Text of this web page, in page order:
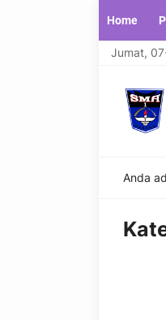
Home
Jumat,
Resmi PPID SMA
Anda